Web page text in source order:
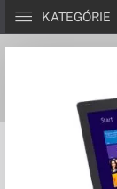
KATEGÓRIE